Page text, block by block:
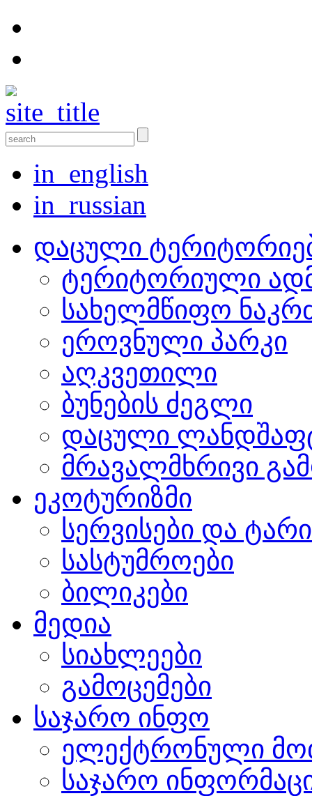
in_english
in_russian
დაცული
ტერიტორიული
სახელმწიფო
ეროვნული პარკი
აღკვეთილი
ბუნების ძეგლი
დაცული
მრავალმხრივი
ეკოტურიზმი
სერვისები და
სასტუმროები
ბილიკები
მედია
სიახლეები
გამოცემები
საჯარო ინფო
ელექტრონული
საჯარო